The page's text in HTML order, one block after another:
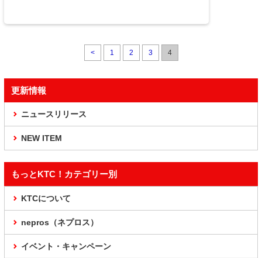
< 1 2 3 4
更新情報
ニュースリリース
NEW ITEM
もっとKTC！カテゴリー別
KTCについて
nepros（ネプロス）
イベント・キャンペーン